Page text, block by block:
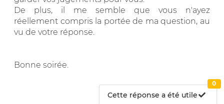
De plus, il me semble que vous n'ayez
réellement compris la portée de ma question, au
vu de votre réponse.
Bonne soirée.
Cette réponse a été utile
0